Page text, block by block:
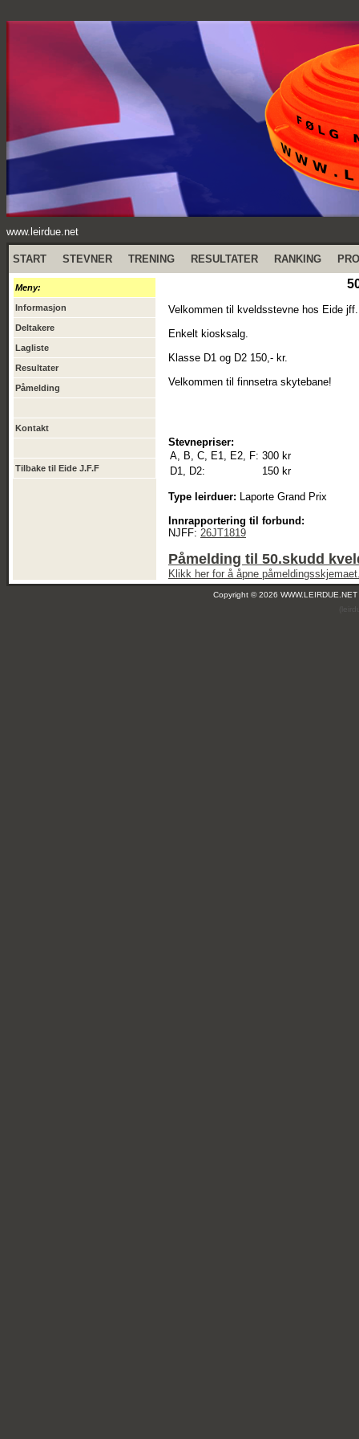
www.leirdue.net
START STEVNER TRENING RESULTATER RANKING
Meny:
Informasjon
Deltakere
Lagliste
Resultater
Påmelding
Kontakt
Tilbake til Eide J.F.F
Velkommen til kveldsstevne hos Eide jff.
Enkelt kiosksalg.
Klasse D1 og D2 150,- kr.
Velkommen til finnsetra skytebane!
Stevnepriser:
A, B, C, E1, E2, F: 300 kr
D1, D2:
150 kr
Type leirduer: Laporte Grand Prix
Innrapportering til forbund:
NJFF: 26JT1819
Påmelding til 50.skudd
Klikk her for å åpne
Copyright © 2026